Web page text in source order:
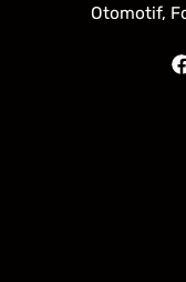
Otomotif,